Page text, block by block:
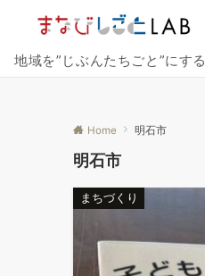
地域を”じぶんたちごと”にする
Home 明石市
明石市
まちづくり